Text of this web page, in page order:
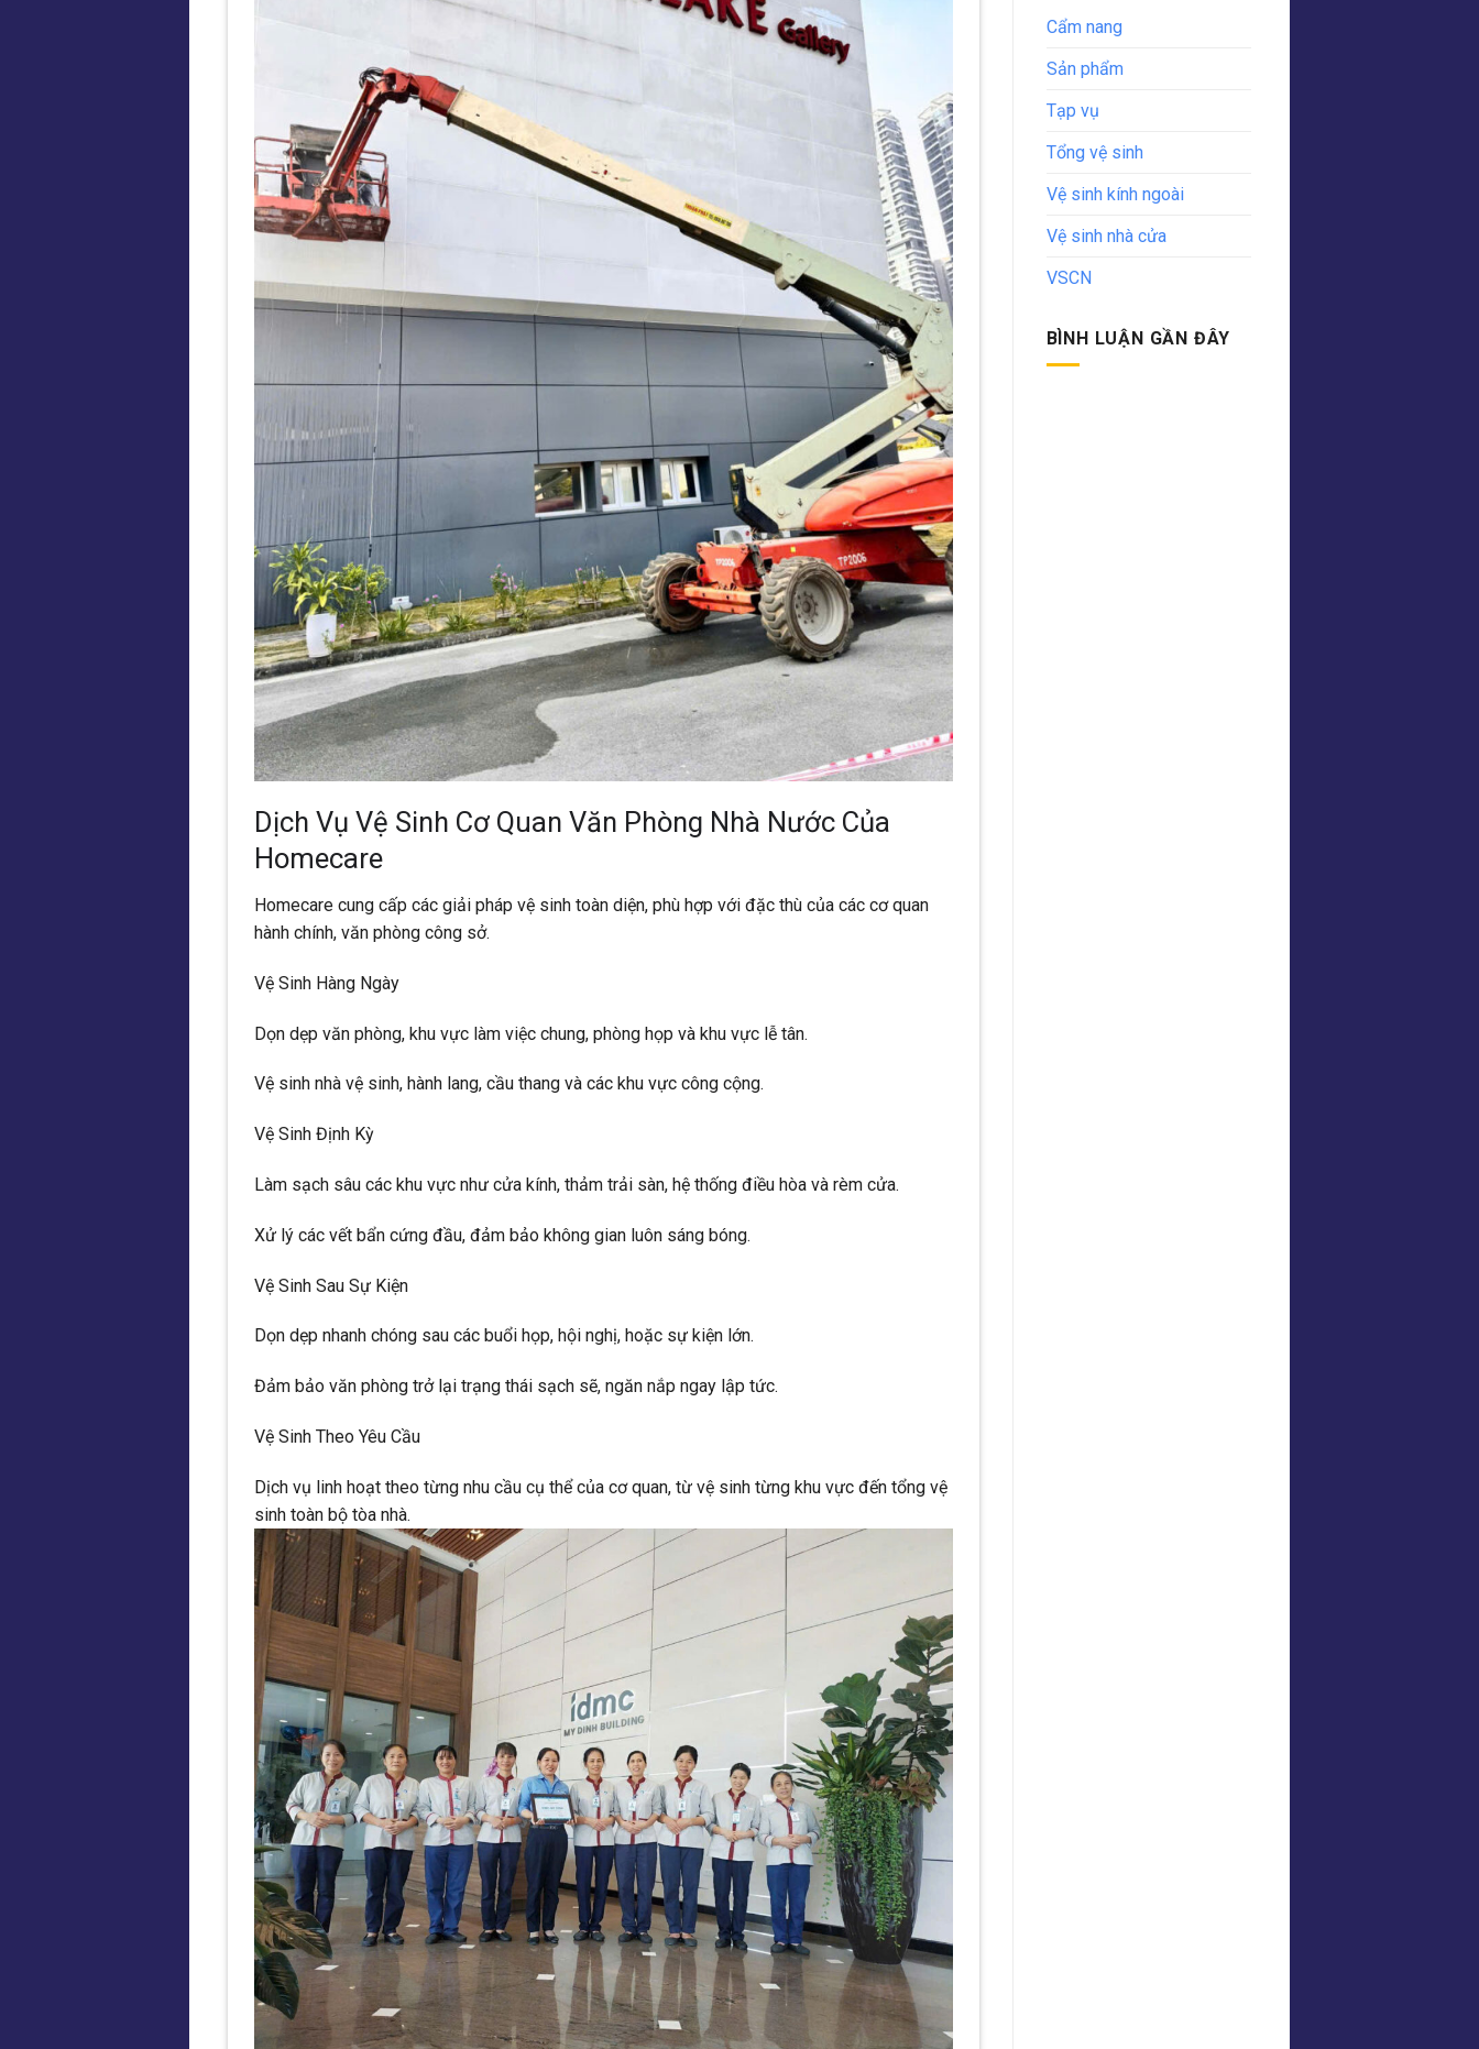
Dịch Vụ Vệ Sinh Cơ Quan Văn Phòng Nhà Nước Của
Homecare
Homecare cung cấp các giải pháp vệ sinh toàn diện, phù hợp với đặc thù của các cơ quan
hành chính, văn phòng công sở.
Vệ Sinh Hàng Ngày
Dọn dẹp văn phòng, khu vực làm việc chung, phòng họp và khu vực lễ tân.
Vệ sinh nhà vệ sinh, hành lang, cầu thang và các khu vực công cộng.
Vệ Sinh Định Kỳ
Làm sạch sâu các khu vực như cửa kính, thảm trải sàn, hệ thống điều hòa và rèm cửa.
Xử lý các vết bẩn cứng đầu, đảm bảo không gian luôn sáng bóng.
Vệ Sinh Sau Sự Kiện
Dọn dẹp nhanh chóng sau các buổi họp, hội nghị, hoặc sự kiện lớn.
Đảm bảo văn phòng trở lại trạng thái sạch sẽ, ngăn nắp ngay lập tức.
Vệ Sinh Theo Yêu Cầu
Dịch vụ linh hoạt theo từng nhu cầu cụ thể của cơ quan, từ vệ sinh từng khu vực đến tổng vệ
sinh toàn bộ tòa nhà.
Cẩm nang
Sản phẩm
Tạp vụ
Tổng vệ sinh
Vệ sinh kính ngoài
Vệ sinh nhà cửa
VSCN
BÌNH LUẬN GẦN ĐÂY